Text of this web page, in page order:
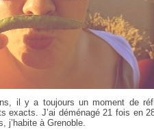
il y a toujours un moment de
J’ai déménagé 21 fois en
j’habite à Grenoble.